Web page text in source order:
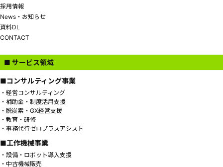
採用情報
News・お知らせ
資料DL
CONTACT
■ サービス領域
■コンサルティング事業
経営コンサルティング
補助金・制度活用支援
脱炭素・GX経営支援
教育・研修
事務代行ゼロプラスアシスト
■工作機械事業
設備・ロボット導入支援
中古機械販売